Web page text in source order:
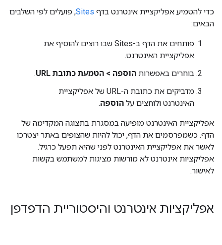
כדי להטמיע אפליקציית אינטרנט בדף Sites, פועלים לפי השלבים
הבאים:
פותחים את הדף ב-Sites שבו רוצים להוסיף את
אפליקציית האינטרנט.
בוחרים באפשרות הוספה > הטמעת כתובת URL
.
מדביקים את כתובת ה-URL של אפליקציית
האינטרנט ולוחצים על הוספה.
אפליקציית האינטרנט מופיעה במסגרת בתצוגה המקדימה של
הדף. כשמפרסמים את הדף, יכול להיות שהצופים באתר יצטרכו
לאשר את אפליקציית האינטרנט לפני שהיא תפעל כרגיל.
אפליקציות אינטרנט לא מורשות מציגות למשתמש בקשות
לאישור.
אפליקציות אינטרנט והיסטוריית הדפדפן